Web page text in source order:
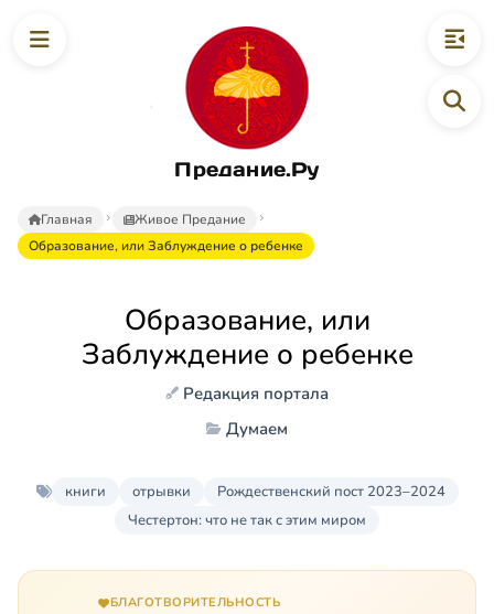
Предание.Ру
Главная
Живое Предание
Образование, или Заблуждение о ребенке
Образование, или
Заблуждение о ребенке
Редакция портала
Думаем
книги отрывки
Рождественский пост 2023–2024
Честертон: что не так с этим миром
БЛАГОТВОРИТЕЛЬНОСТЬ